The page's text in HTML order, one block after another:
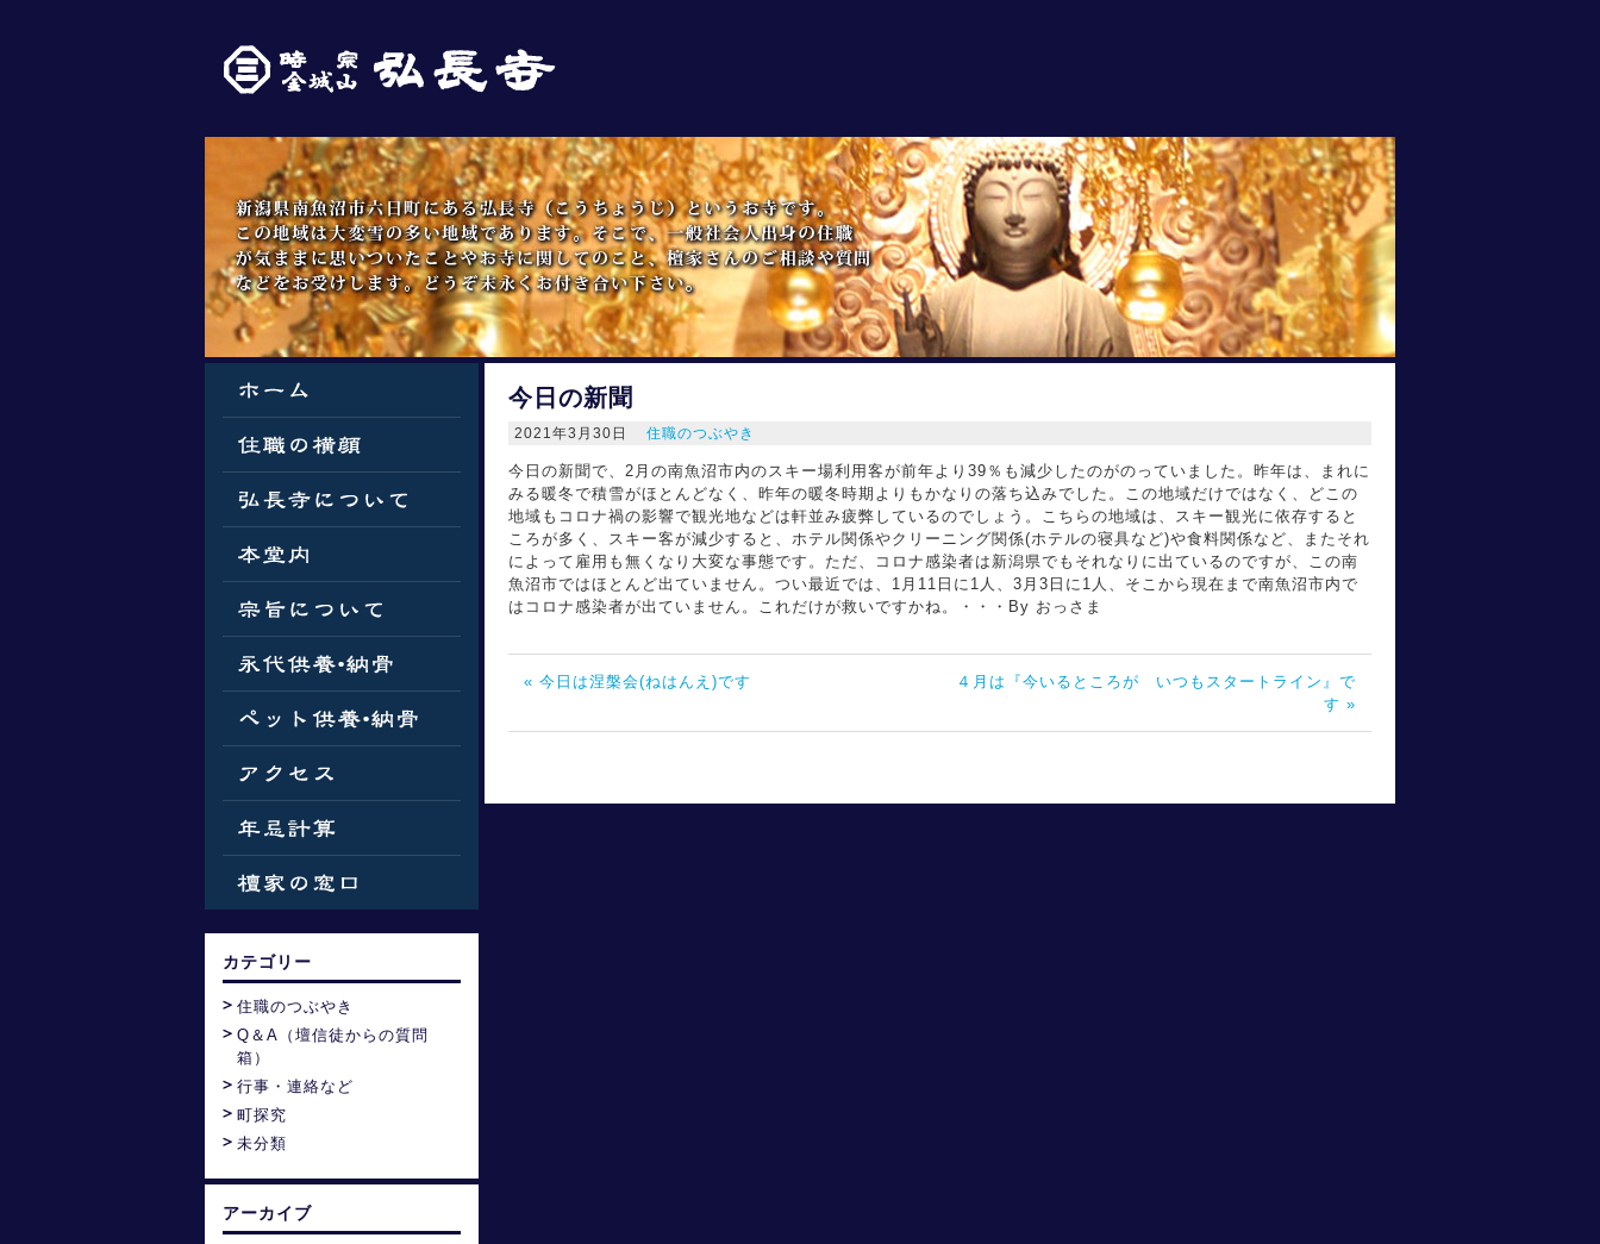
今日の新聞
2021年3月30日 住職のつぶやき
今日の新聞で、2月の南魚沼市内のスキー場利用客が前年より39％も減少したのがのっていました。昨年は、まれに
みる暖冬で積雪がほとんどなく、昨年の暖冬時期よりもかなりの落ち込みでした。この地域だけではなく、どこの
地域もコロナ禍の影響で観光地などは軒並み疲弊しているのでしょう。こちらの地域は、スキー観光に依存すると
ころが多く、スキー客が減少すると、ホテル関係やクリーニング関係(ホテルの寝具など)や食料関係など、またそれ
によって雇用も無くなり大変な事態です。ただ、コロナ感染者は新潟県でもそれなりに出ているのですが、この南
魚沼市ではほとんど出ていません。つい最近では、1月11日に1人、3月3日に1人、そこから現在まで南魚沼市内で
はコロナ感染者が出ていません。これだけが救いですかね。・・・By おっさま
« 今日は涅槃会(ねはんえ)です
４月は『今いるところが いつもスタートライン』で
す »
カテゴリー
住職のつぶやき
Q＆A（壇信徒からの質問
箱）
行事・連絡など
町探究
未分類
アーカイブ